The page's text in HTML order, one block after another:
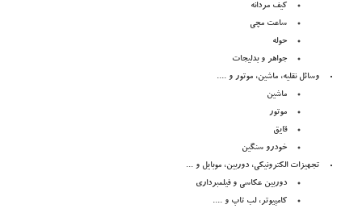
کیف مردانه
ساعت مچی
حوله
جواهر و بدلیجات
وسائل نقلیه، ماشین، موتور و ....
ماشین
موتور
قایق
خودرو سنگین
تجهیزات الکترونیکی، دوربین، موبایل و ...
دوربین عکاسی و فیلمبرداری
کامپیوتر، لب تاپ و ....